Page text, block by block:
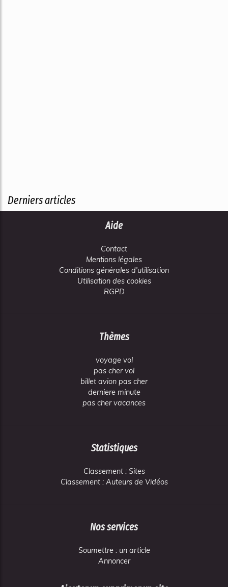
Derniers articles
Aide
Contact
Mentions légales
Conditions générales d'utilisation
Utilisation des cookies
RGPD
Thèmes
voyage vol
pas cher vol
billet avion pas cher
derniere minute
pas cher vacances
Statistiques
Classement : Sites
Classement : Auteurs de Vidéos
Nos services
Soumettre : un article
Annoncer